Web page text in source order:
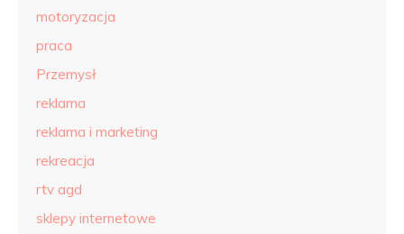
motoryzacja
praca
Przemysł
reklama
reklama i marketing
rekreacja
rtv agd
sklepy internetowe